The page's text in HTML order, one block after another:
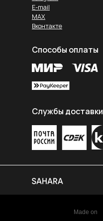
E-mail
MAX
Вконтакте
Службы доставки
Способы оплаты
Made on